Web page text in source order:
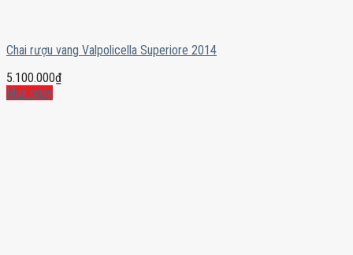
Chai rượu vang Valpolicella Superiore 2014
5.100.000₫
Mua ngay